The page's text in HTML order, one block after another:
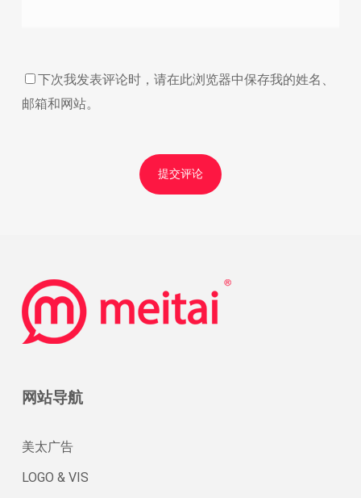
下次我发表评论时，请在此浏览器中保存我的姓名、
邮箱和网站。
网站导航
美太广告
LOGO & VIS